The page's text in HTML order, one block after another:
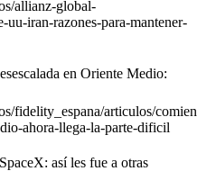
allianz-global-
uu-iran-razones-para-mantener-
en Oriente Medio:
fidelity_espana/articulos/
ahora-llega-la-parte-dificil
así les fue a otras